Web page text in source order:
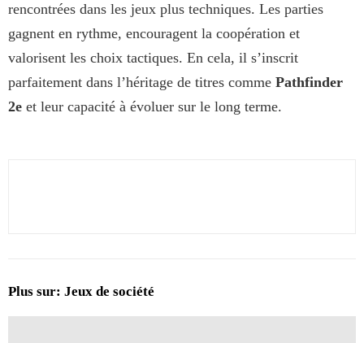
rencontrées dans les jeux plus techniques. Les parties
gagnent en rythme, encouragent la coopération et
valorisent les choix tactiques. En cela, il s’inscrit
parfaitement dans l’héritage de titres comme Pathfinder
2e et leur capacité à évoluer sur le long terme.
Plus sur: Jeux de société